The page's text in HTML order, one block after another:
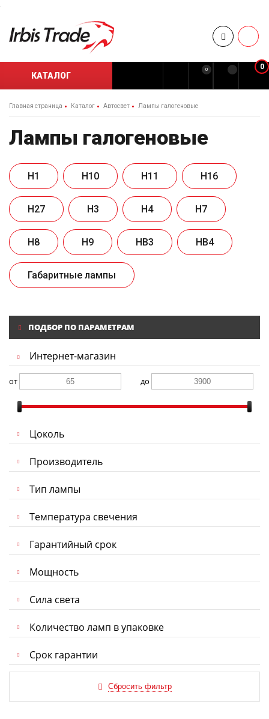
.
КАТАЛОГ
0 0
Главная страница Каталог Автосвет Лампы галогеновые
Лампы галогеновые
H1 H10 H11 H16
H27 H3 H4 H7
H8 H9 HB3 HB4
Габаритные лампы
ПОДБОР ПО ПАРАМЕТРАМ
Интернет-магазин
от до
Цоколь
Производитель
Тип лампы
Температура свечения
Гарантийный срок
Мощность
Сила света
Количество ламп в упаковке
Срок гарантии